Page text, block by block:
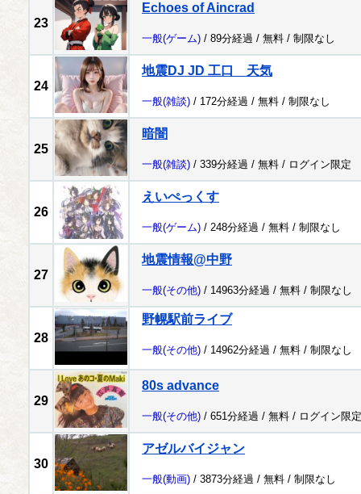
23
Echoes of Aincrad
一般(ゲーム) / 89分経過 / 無料 / 制限なし
24
地震DJ JD 工口 天気
一般(雑談) / 172分経過 / 無料 / 制限なし
25
暗闇
一般(雑談) / 339分経過 / 無料 / ログイン限定
26
えいぺっくす
一般(ゲーム) / 248分経過 / 無料 / 制限なし
27
地震情報@中野
一般(その他) / 14963分経過 / 無料 / 制限なし
28
野幌駅前ライブ
一般(その他) / 14962分経過 / 無料 / 制限なし
29
80s advance
一般(その他) / 651分経過 / 無料 / ログイン限定
30
アゼルバイジャン
一般(動画) / 3873分経過 / 無料 / 制限なし